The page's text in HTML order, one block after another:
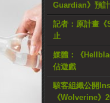
Guardian》預計
記者：原計畫
止
媒體：《
佔遊戲
駭客組織公開
《Wolverine》